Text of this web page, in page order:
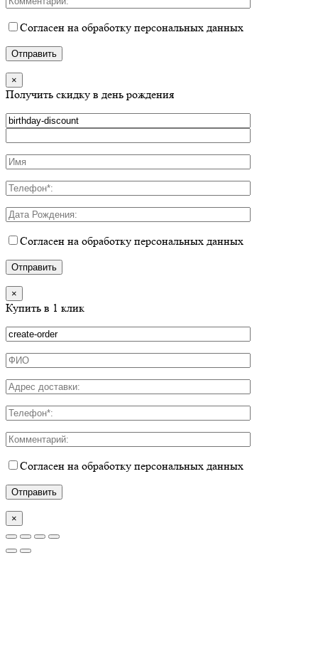
Согласен на обработку персональных данных
×
Получить скидку в день рождения
Согласен на обработку персональных данных
×
Купить в 1 клик
Согласен на обработку персональных данных
×